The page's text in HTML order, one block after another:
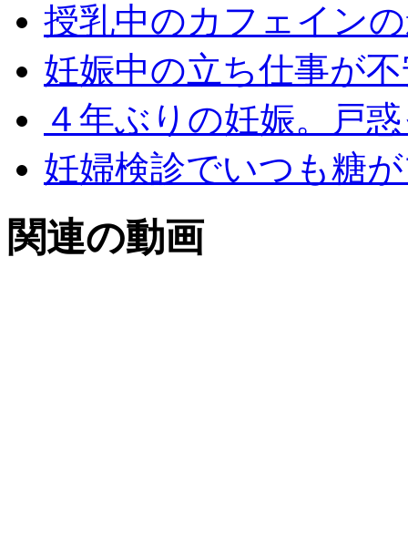
授乳中のカフェイン
妊娠中の立ち仕事が
４年ぶりの妊娠。戸
妊婦検診でいつも糖
関連の動画